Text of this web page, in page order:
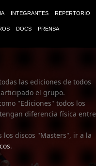
INTEGRANTES REPERTORIO
DOCS PRENSA
las ediciones de todos
el grupo.
"Ediciones" todos los
diferencia física entre
los discos "Masters", ir a la
.